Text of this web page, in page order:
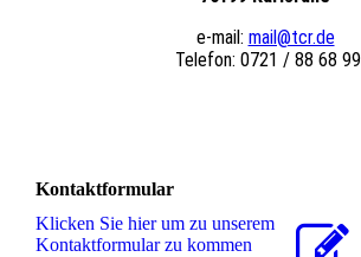
e-mail: mail@tcr.de
Telefon: 0721 / 88 68 99
Kontaktformular
Klicken Sie hier um zu unserem
Kon­takt­for­mu­lar zu kommen